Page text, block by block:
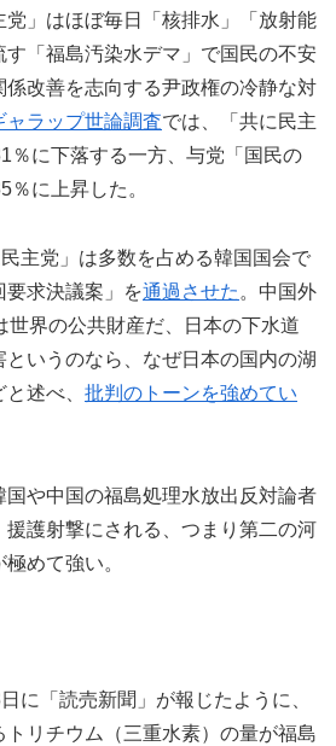
」はほぼ毎日「核排水」「放射能
す「福島汚染水デマ」で国民の不安
係改善を志向する尹政権の冷静な対
ャラップ世論調査では、「共に民主
％に下落する一方、与党「国民の
％に上昇した。
主党」は多数を占める韓国国会で
要求決議案」を通過させた 。中国外
世界の公共財産だ、日本の下水道
いうのなら、なぜ日本の国内の湖
述べ、 批判のトーンを強めてい
国や中国の福島処理水放出反対論者
援護射撃にされる、つまり第二の河
めて強い。
に「読売新聞」が報じたように、
リチウム（三重水素）の量が福島